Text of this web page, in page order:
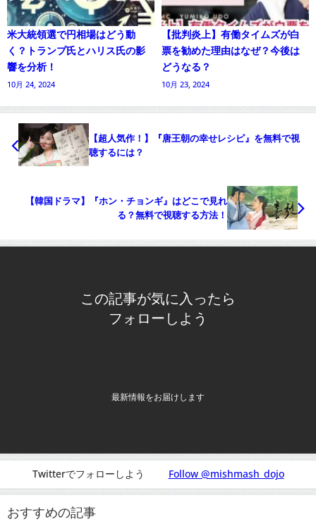
米大統領選で円相場はどう動
く？トランプ氏とハリス氏の影
響を分析！
10月 24, 2024
【批判炎上】有働タイムズが白
票を勧めた理由はなぜ？今後は
どうなる？
10月 23, 2024
【超人気作！】『唐王朝の幸せレシピ』を無料で視
聴するには？
【韓国ドラマ】『ホン・チョンギ』はどこで見れ
る？無料で視聴する方法！
この記事が気に入ったら
フォローしよう
最新情報をお届けします
Twitterでフォローしよう Follow @mishmash_dojo
おすすめの記事